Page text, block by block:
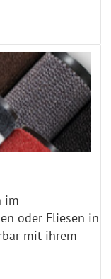
im
oder Fliesen in
mit ihrem